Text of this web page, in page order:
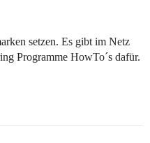
setzen. Es gibt im Netz
Programme HowTo´s dafür.